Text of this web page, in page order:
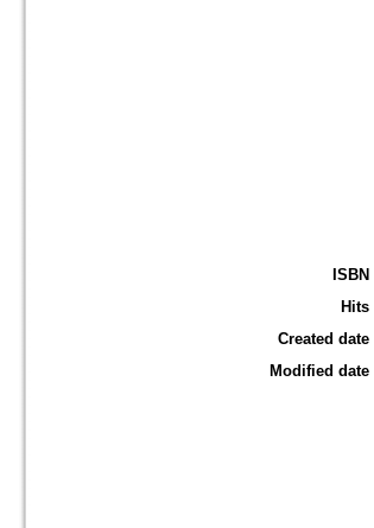
ISBN
Hits
Created date
Modified date